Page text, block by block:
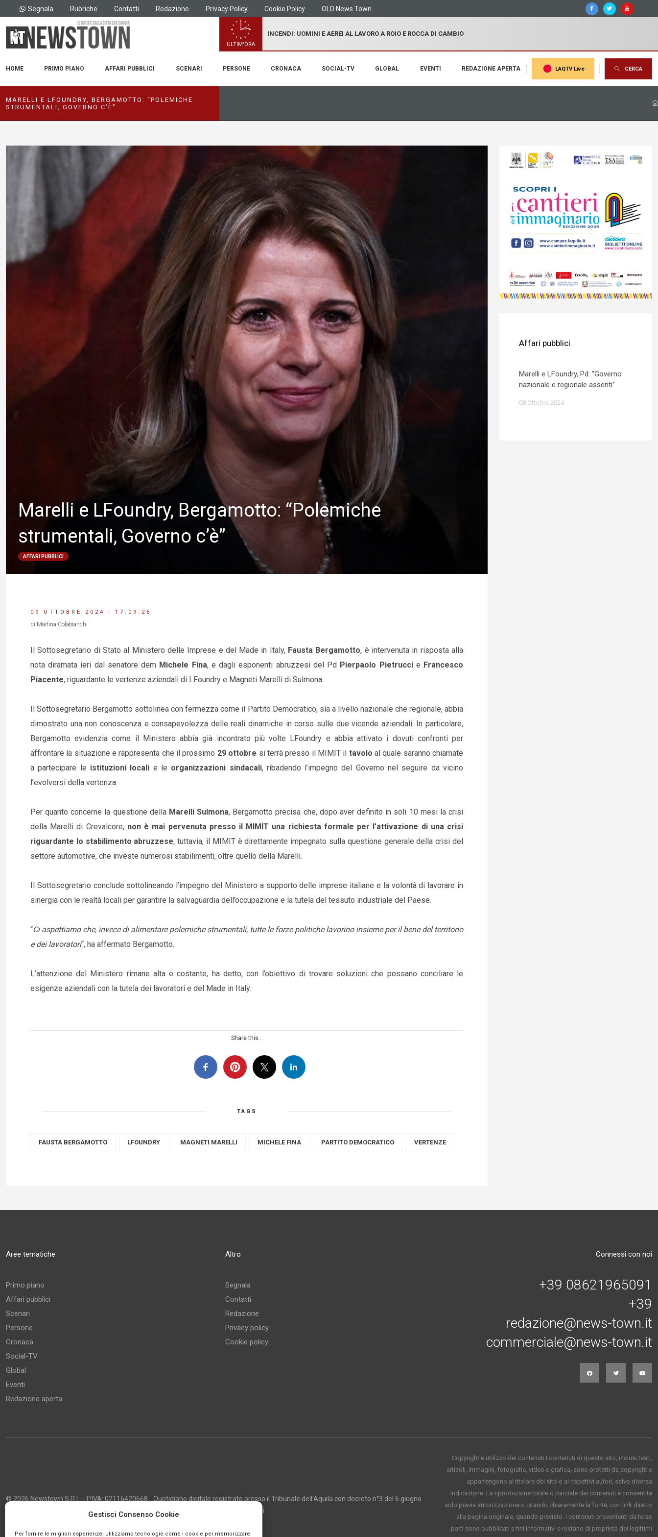
Gestisci Consenso Cookie
Per fornire le migliori esperienze, utilizziamo tecnologie come i cookie per memorizzare
Segnala Rubriche Contatti Redazione Privacy Policy Cookie Policy OLD News Town
ULTIM'ORA
INCENDI: UOMINI E AEREI AL LAVORO A ROIO E ROCCA DI CAMBIO
HOME PRIMO PIANO AFFARI PUBBLICI SCENARI PERSONE CRONACA SOCIAL-TV GLOBAL EVENTI REDAZIONE APERTA LAQTV Live CERCA
MARELLI E LFOUNDRY, BERGAMOTTO: “POLEMICHE
STRUMENTALI, GOVERNO C’È”
Marelli e LFoundry, Bergamotto: “Polemiche
strumentali, Governo c’è”
AFFARI PUBBLICI
09 OTTOBRE 2024 - 17:09:26
di Martina Colabianchi
Il Sottosegretario di Stato al Ministero delle Imprese e del Made in Italy, Fausta Bergamotto, è intervenuta in risposta alla
nota diramata ieri dal senatore dem Michele Fina, e dagli esponenti abruzzesi del Pd Pierpaolo Pietrucci e Francesco
Piacente, riguardante le vertenze aziendali di LFoundry e Magneti Marelli di Sulmona.
Il Sottosegretario Bergamotto sottolinea con fermezza come il Partito Democratico, sia a livello nazionale che regionale, abbia
dimostrato una non conoscenza e consapevolezza delle reali dinamiche in corso sulle due vicende aziendali. In particolare,
Bergamotto evidenzia come il Ministero abbia già incontrato più volte LFoundry e abbia attivato i dovuti confronti per
affrontare la situazione e rappresenta che il prossimo 29 ottobre si terrà presso il MIMIT il tavolo al quale saranno chiamate
a partecipare le istituzioni locali e le organizzazioni sindacali, ribadendo l’impegno del Governo nel seguire da vicino
l’evolversi della vertenza.
Per quanto concerne la questione della Marelli Sulmona, Bergamotto precisa che, dopo aver definito in soli 10 mesi la crisi
della Marelli di Crevalcore,non è mai pervenuta presso il MIMIT una richiesta formale per l’attivazione di una crisi
riguardante lo stabilimento abruzzese; tuttavia, il MIMIT è direttamente impegnato sulla questione generale della crisi del
settore automotive, che investe numerosi stabilimenti, oltre quello della Marelli.
Il Sottosegretario conclude sottolineando l’impegno del Ministero a supporto delle imprese italiane e la volontà di lavorare in
sinergia con le realtà locali per garantire la salvaguardia dell’occupazione e la tutela del tessuto industriale del Paese.
“Ci aspettiamo che, invece di alimentare polemiche strumentali, tutte le forze politiche lavorino insieme per il bene del territorio
e dei lavoratori“, ha affermato Bergamotto.
L’attenzione del Ministero rimane alta e costante, ha detto, con l’obiettivo di trovare soluzioni che possano conciliare le
esigenze aziendali con la tutela dei lavoratori e del Made in Italy.
Share this...
TAGS
FAUSTA BERGAMOTTO LFOUNDRY MAGNETI MARELLI MICHELE FINA PARTITO DEMOCRATICO VERTENZE
Affari pubblici
Marelli e LFoundry, Pd: “Governo
nazionale e regionale assenti”
08 Ottobre 2024
Aree tematiche
Primo piano
Affari pubblici
Scenari
Persone
Cronaca
Social-TV
Global
Eventi
Redazione aperta
Altro
Segnala
Contatti
Redazione
Privacy policy
Cookie policy
Connessi con noi
+39 08621965091
+39
redazione@news-town.it
commerciale@news-town.it
© 2026 Newstown S.R.L. - P.IVA: 02116420668 - Quotidiano digitale registrato presso il Tribunale dell'Aquila con decreto n°3 del 6 giugno
2013 - Direttore Responsabile: Giustino Masciocco - Capo Redattore: Marco Giancarli
Copyright e utilizzo dei contenuti I contenuti di questo sito, inclusi testi,
articoli, immagini, fotografie, video e grafica, sono protetti da copyright e
appartengono al titolare del sito o ai rispettivi autori, salvo diversa
indicazione. La riproduzione totale o parziale dei contenuti è consentita
solo previa autorizzazione o citando chiaramente la fonte, con link diretto
alla pagina originale, quando previsto. I contenuti provenienti da terze
parti sono pubblicati a fini informativi e restano di proprietà dei legittimi